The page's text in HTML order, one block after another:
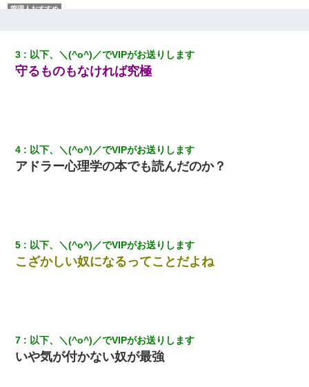
ワイアラサー主婦、昨晩久しぶりに夫と致した結果ｗｗｗｗｗ
私「結婚やめるわ」 婚約者「え？なんでなんで？」 → 放置した
結果…｜生活｜ワロタあんてな
三年働いてたパートを突然クビになった。しかし元職場の主要取
引先のトップが母方の叔父だったので…
とっさに女児を捕まえたら変質者扱いされた。母親「あっち行っ
てよ！気持ち悪い！（ｼｯｼｯ」→ 後日、俺を見つけた母親がすっ飛
3 以下、＼(^o^)／でVIPがお送りします
守るものもなければ究極
4 以下、＼(^o^)／でVIPがお送りします
アドラー心理学の本でも読んだのか？
5 以下、＼(^o^)／でVIPがお送りします
こざかしい奴になるってことだよね
7 以下、＼(^o^)／でVIPがお送りします
いや気が付かない奴が最強